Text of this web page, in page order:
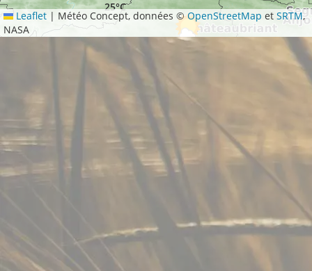
25°C
26°C
Leaflet | Météo Concept, données ©OpenStreetMap etSRTM,
NASA